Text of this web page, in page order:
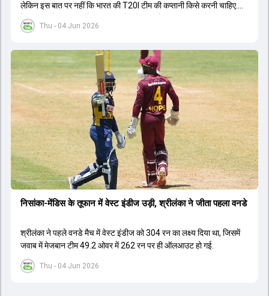
Thu - 04 Jun 2026
लेकिन इस बात पर नहीं कि भारत की T20I टीम की कप्तानी किसे करनी चाहिए.
ऐसा लगता है कि गंभीर को नए कप्तान के तौर पर श्रेयस अय्यर को लेकर कुछ
शंकाएं हैं.
Thu - 04 Jun 2026
निसांका-मेंडिस के तूफान में वेस्ट इंडीज उड़ी, श्रीलंका ने जीता पहला वनडे
श्रीलंका ने पहले वनडे मैच में वेस्ट इंडीज को 304 रन का लक्ष्य द‍िया था, जिसमें
जवाब में मेजबान टीम 49.2 ओवर में 262 रन पर ही ऑलआउट हो गई.